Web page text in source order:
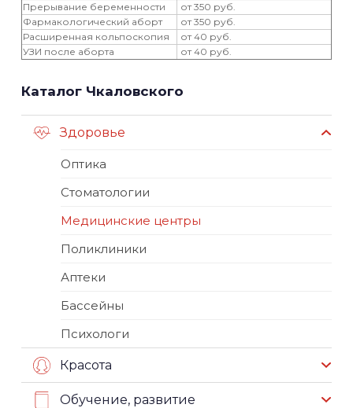
Прерывание беременности
от 350 руб.
Фармакологический аборт
от 350 руб.
Расширенная кольпоскопия
от 40 руб.
УЗИ после аборта
от 40 руб.
Каталог Чкаловского
Здоровье
Оптика
Стоматологии
Медицинские центры
Поликлиники
Аптеки
Бассейны
Психологи
Красота
Обучение, развитие